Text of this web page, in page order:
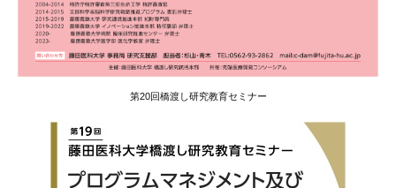
第20回橋渡し研究教育セミナー